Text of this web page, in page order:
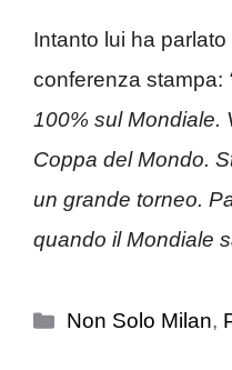
Intanto lui ha
conferenza stampa:
100% sul Mondiale.
Coppa del Mondo.
un grande torneo.
quando il Mondiale
Categorie
Non Solo Milan,